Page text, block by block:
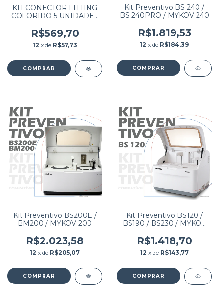
KIT CONECTOR FITTING
COLORIDO 5 UNIDADES
AZUL, PRETO E
BRANCO)
R$569,70
12 x de R$57,73
Kit Preventivo BS 240 /
BS 240PRO / MYKOV 240
R$1.819,53
12 x de R$184,39
Kit Preventivo BS200E /
BM200 / MYKOV 200
R$2.023,58
12 x de R$205,07
Kit Preventivo BS120 /
BS190 / BS230 / MYKOV
R$1.418,70
12 x de R$143,77